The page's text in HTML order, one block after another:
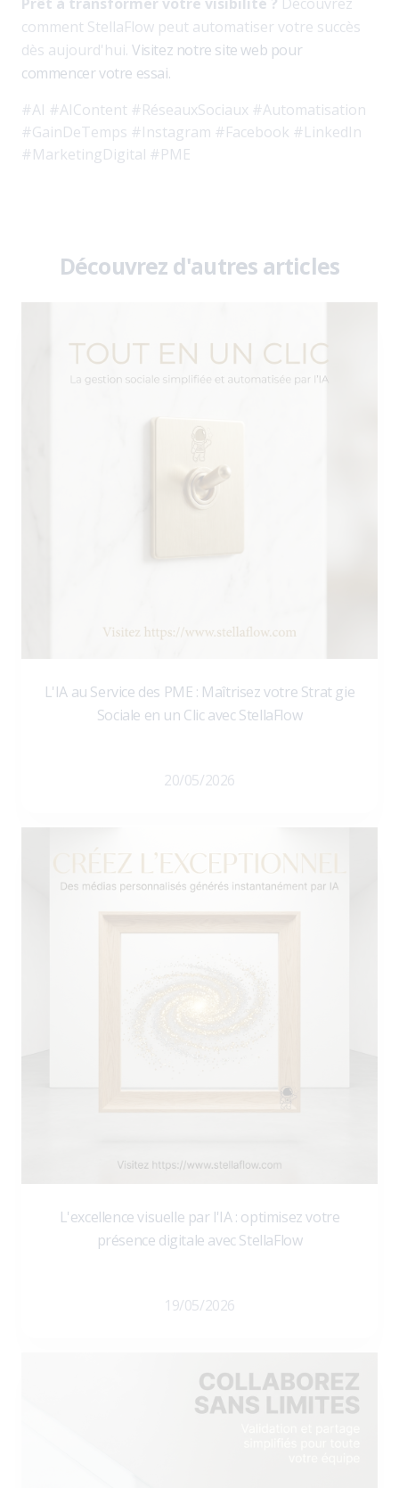
comment StellaFlow peut automatiser votre succès
dès aujourd'hui. Visitez notre site web pour
commencer votre essai.
#AI #AIContent #RéseauxSociaux #Automatisation
#GainDeTemps #Instagram #Facebook #LinkedIn
#MarketingDigital #PME
Découvrez d'autres articles
L'IA au Service des PME : Maîtrisez votre Strat gie
Sociale en un Clic avec StellaFlow
20/05/2026
L'excellence visuelle par l'IA : optimisez votre
présence digitale avec StellaFlow
19/05/2026